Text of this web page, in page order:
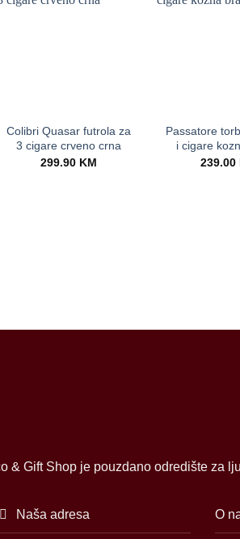
Colibri Quasar futrola za
3 cigare crveno crna
299.90 KM
Passatore
i cigare
239.00
& Gift Shop je pouzdano odredište za
Naša adresa O